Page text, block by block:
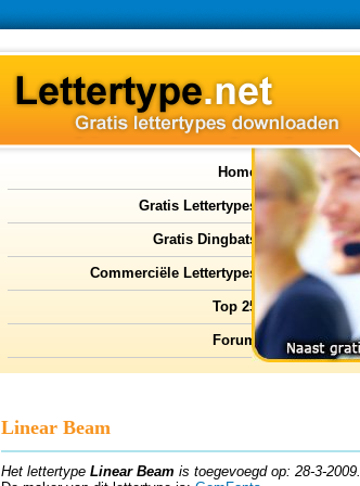
Home
Gratis Lettertypes
Gratis Dingbats
Commerciële Lettertypes
Top 25
Forum
Linear Beam
Het lettertype Linear Beam is toegevoegd op: 28-3-2009.